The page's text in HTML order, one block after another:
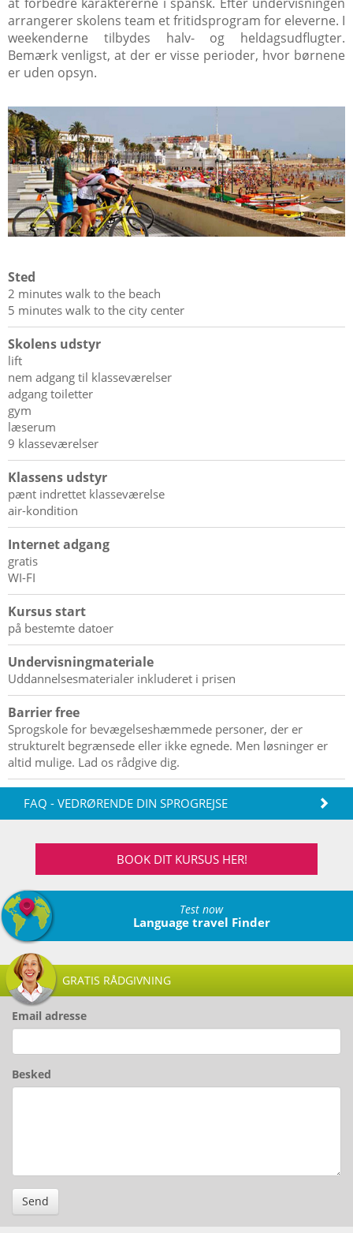
at forbedre karaktererne i spansk. Efter undervisningen
arrangerer skolens team et fritidsprogram for eleverne. I
weekenderne tilbydes halv- og heldagsudflugter.
Bemærk venligst, at der er visse perioder, hvor børnene
er uden opsyn.
Sted
2 minutes walk to the beach
5 minutes walk to the city center
Skolens udstyr
lift
nem adgang til klasseværelser
adgang toiletter
gym
læserum
9 klasseværelser
Klassens udstyr
pænt indrettet klasseværelse
air-kondition
Internet adgang
gratis
WI-FI
Kursus start
på bestemte datoer
Undervisningmateriale
Uddannelsesmaterialer inkluderet i prisen
Barrier free
Sprogskole for bevægelseshæmmede personer, der er
strukturelt begrænsede eller ikke egnede. Men løsninger er
altid mulige. Lad os rådgive dig.
FAQ - VEDRØRENDE DIN SPROGREJSE
BOOK DIT KURSUS HER!
Test now
Language travel Finder
GRATIS RÅDGIVNING
Email adresse
Besked
Send